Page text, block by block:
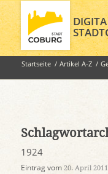
Startseite / Artikel A-Z /
1924
Eintrag vom 20. April 2011